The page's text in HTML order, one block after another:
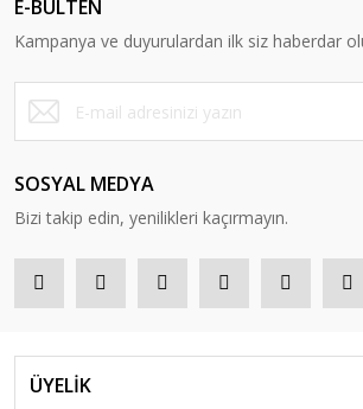
E-BÜLTEN
Kampanya ve duyurulardan ilk siz haberdar
SOSYAL MEDYA
Bizi takip edin, yenilikleri kaçırmayın.
ÜYELİK